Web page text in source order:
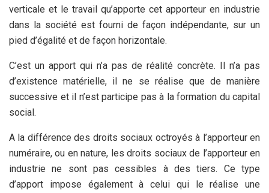
verticale et le travail qu’apporte cet apporteur en industrie
dans la société est fourni de façon indépendante, sur un
pied d’égalité et de façon horizontale.
C’est un apport qui n’a pas de réalité concrète. Il n’a pas
d’existence matérielle, il ne se réalise que de manière
successive et il n’est participe pas à la formation du capital
social.
A la différence des droits sociaux octroyés à l’apporteur en
numéraire, ou en nature, les droits sociaux de l’apporteur en
industrie ne sont pas cessibles à des tiers. Ce type
d’apport impose également à celui qui le réalise une